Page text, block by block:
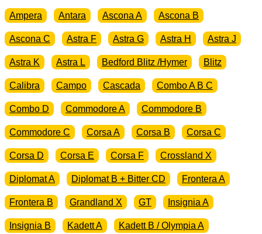
Ampera Antara Ascona A Ascona B
Ascona C Astra F Astra G Astra H Astra J
Astra K Astra L Bedford Blitz /Hymer Blitz
Calibra Campo Cascada Combo A B C
Combo D Commodore A Commodore B
Commodore C Corsa A Corsa B Corsa C
Corsa D Corsa E Corsa F Crossland X
Diplomat A Diplomat B + Bitter CD Frontera A
Frontera B Grandland X GT Insignia A
Insignia B Kadett A Kadett B / Olympia A